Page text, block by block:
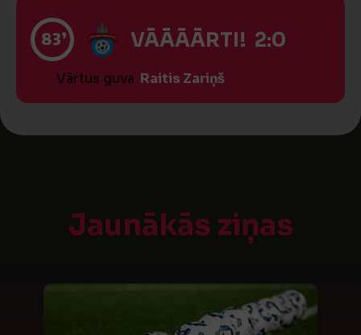
83’ VĀĀĀĀRTI! 2:0
Vārtus guva Raitis Zariņš
Jaunākās ziņas